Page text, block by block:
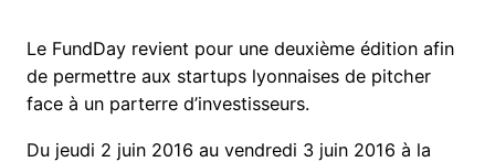
Le FundDay revient pour une deuxième édition afin
de permettre aux startups lyonnaises de pitcher
face à un parterre d’investisseurs.
Du jeudi 2 juin 2016 au vendredi 3 juin 2016 à la